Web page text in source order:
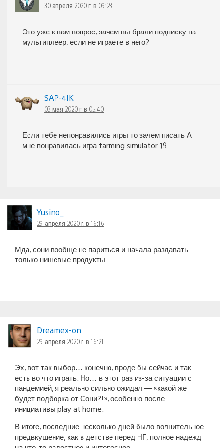
30 апреля 2020 г. в 09:23
Это уже к вам вопрос, зачем вы брали подписку на
мультиплеер, если не играете в него?
SAP-4IK
03 мая 2020 г. в 05:40
Если тебе непонравились игры то зачем писать А
мне понравилась игра farming simulator 19
Yusino_
29 апреля 2020 г. в 16:16
Мда, сони вообще не париться и начала раздавать
только нишевые продукты
Dreamex-on
29 апреля 2020 г. в 16:21
Эх, вот так выбор… конечно, вроде бы сейчас и так
есть во что играть. Но… в этот раз из-за ситуации с
пандемией, я реально сильно ожидал — «какой же
будет подборка от Сони?!», особенно после
инициативы play at home.
В итоге, последние несколько дней было волнительное
предвкушение, как в детстве перед НГ, полное надежд